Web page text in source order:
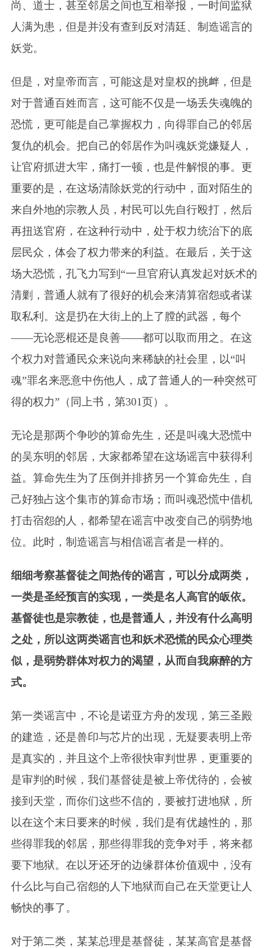
尚、道士，甚至邻居之间也互相举报，一时间监狱
人满为患，但是并没有查到反对清廷、制造谣言的
妖党。
但是，对皇帝而言，可能这是对皇权的挑衅，但是
对于普通百姓而言，这可能不仅是一场丢失魂魄的
恐慌，更可能是自己掌握权力，向得罪自己的邻居
复仇的机会。把自己的邻居作为叫魂妖党嫌疑人，
让官府抓进大牢，痛打一顿，也是件解恨的事。更
重要的是，在这场清除妖党的行动中，面对陌生的
来自外地的宗教人员，村民可以先自行殴打，然后
再扭送官府，在这种行动中，处于权力统治下的底
层民众，体会了权力带来的利益。在最后，关于这
场大恐慌，孔飞力写到“一旦官府认真发起对妖术的
清剿，普通人就有了很好的机会来清算宿怨或者谋
取私利。这是扔在大街上的上了膛的武器，每个
——无论恶棍还是良善——都可以取而用之。在这
个权力对普通民众来说向来稀缺的社会里，以“叫
魂”罪名来恶意中伤他人，成了普通人的一种突然可
得的权力”（同上书，第301页）。
无论是那两个争吵的算命先生，还是叫魂大恐慌中
的吴东明的邻居，大家都希望在这场谣言中获得利
益。算命先生为了压倒并排挤另一个算命先生，自
己好独占这个集市的算命市场；而叫魂恐慌中借机
打击宿怨的人，都希望在谣言中改变自己的弱势地
位。此时，制造谣言与相信谣言者是一样的。
细细考察基督徒之间热传的谣言，可以分成两类，
一类是圣经预言的实现，一类是名人高官的皈依。
基督徒也是宗教徒，也是普通人，并没有什么高明
之处，所以这两类谣言也和妖术恐慌的民众心理类
似，是弱势群体对权力的渴望，从而自我麻醉的方
式。
第一类谣言中，不论是诺亚方舟的发现，第三圣殿
的建造，还是兽印与芯片的出现，无疑要表明上帝
是真实的，并且这个上帝很快审判世界，更重要的
是审判的时候，我们基督徒是被上帝优待的，会被
接到天堂，而你们这些不信的，要被打进地狱，所
以在这个末日要来的时候，我们是有优越性的，那
些得罪我的邻居，那些得罪我的竞争对手，将来都
要下地狱。在以牙还牙的边缘群体价值观中，没有
什么比与自己宿怨的人下地狱而自己在天堂更让人
畅快的事了。
对于第二类，某某总理是基督徒，某某高官是基督